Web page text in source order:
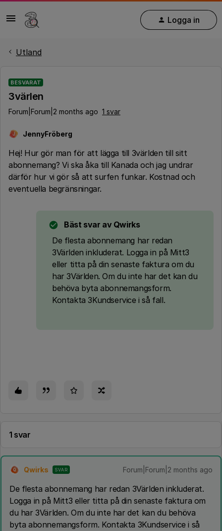
Logga in
Utland
BESVARAT
3värlen
Forum|Forum|2 months ago 1 svar
J JennyFröberg
Hej! Hur gör man för att lägga till 3världen till sitt
abonnemang? Vi ska åka till Kanada och jag undrar
därför hur vi gör så att surfen funkar. Kostnad och
eventuella begränsningar.
Bäst svar av Qwirks
De flesta abonnemang har redan
3Världen inkluderat. Logga in på Mitt3
eller titta på din senaste faktura om du
har 3Världen. Om du inte har det kan du
behöva byta abonnemangsform.
Kontakta 3Kundservice i så fall.
1 svar
Q Qwirks SVAR Forum|Forum|2 months ago
De flesta abonnemang har redan 3Världen inkluderat.
Logga in på Mitt3 eller titta på din senaste faktura om
du har 3Världen. Om du inte har det kan du behöva
byta abonnemangsform. Kontakta 3Kundservice i så